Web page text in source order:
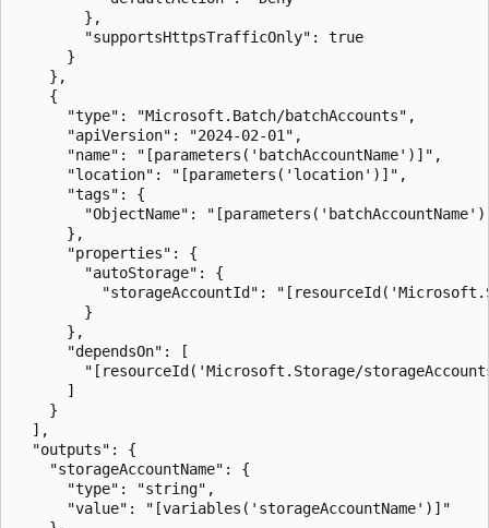
        },
        "supportsHttpsTrafficOnly": true
      }
    },
    {
      "type": "Microsoft.Batch/batchAccounts",
      "apiVersion": "2024-02-01",
      "name": "[parameters('batchAccountName')]",
      "location": "[parameters('location')]",
      "tags": {
"ObjectName":
      },
      "properties": {
        "autoStorage": {
"storageAccountId":
        }
      },
      "dependsOn": [
"[resourceId('Microsoft.Storage/
      ]
    }
  ],
  "outputs": {
    "storageAccountName": {
      "type": "string",
      "value": "[variables('storageAccountName')]"